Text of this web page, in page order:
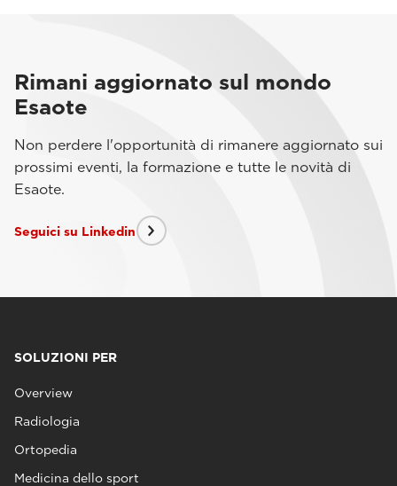
Rimani aggiornato sul mondo
Esaote
Non perdere l'opportunità di rimanere aggiornato sui
prossimi eventi, la formazione e tutte le novità di
Esaote.
Seguici su Linkedin
SOLUZIONI PER
Overview
Radiologia
Ortopedia
Medicina dello sport